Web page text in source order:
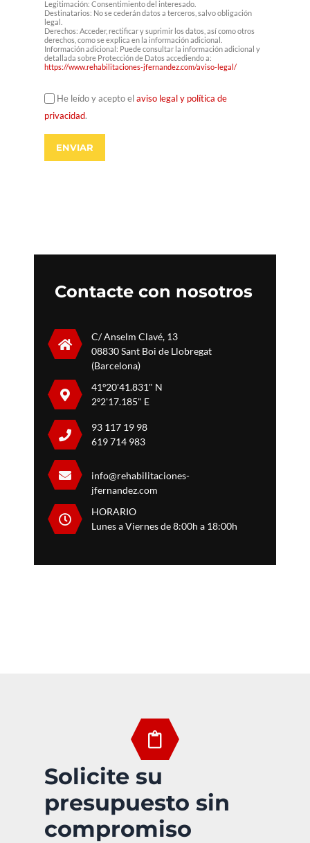
Legitimación: Consentimiento del interesado.
Destinatarios: No se cederán datos a terceros, salvo obligación
legal.
Derechos: Acceder, rectificar y suprimir los datos, así como otros
derechos, como se explica en la información adicional.
Información adicional: Puede consultar la información adicional y
detallada sobre Protección de Datos accediendo a:
https://www.rehabilitaciones-jfernandez.com/aviso-legal/
He leído y acepto elaviso legal y política de
privacidad.
Contacte con nosotros
C/ Anselm Clavé, 13
08830 Sant Boi de Llobregat
(Barcelona)
41º20'41.831" N
2º2'17.185" E
93 117 19 98
619 714 983
info@rehabilitaciones-
jfernandez.com
HORARIO
Lunes a Viernes de 8:00h a 18:00h
Solicite su
presupuesto sin
compromiso